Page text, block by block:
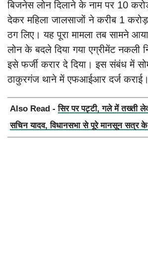
बिजनेस लोन दिलाने के नाम पर 10
देकर महिला जालसाजों ने करीब 1
ठग लिए। यह पूरा मामला तब सामने
लोन के बदले दिया गया एग्रीमेंट
इसे फर्जी करार दे दिया। इस संबंध में
ठाकुरगंज थाने में एफआईआर दर्ज कराई।
Also Read -सिर पर पट्टी, गले में तख्ती
सचिन यादव, विधानसभा से पूरे मानसून सत्र के